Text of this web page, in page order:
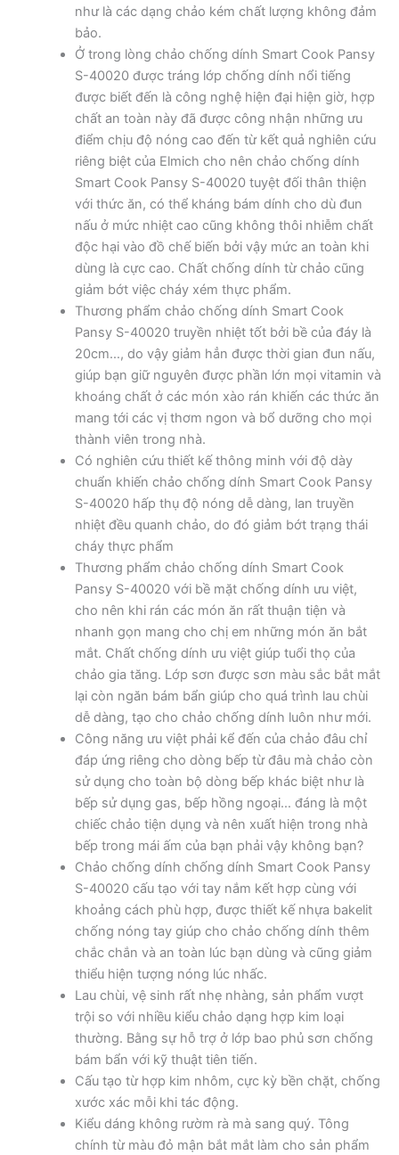
như là các dạng chảo kém chất lượng không đảm
bảo.
Ở trong lòng chảo chống dính Smart Cook Pansy
S-40020 được tráng lớp chống dính nổi tiếng
được biết đến là công nghệ hiện đại hiện giờ, hợp
chất an toàn này đã được công nhận những ưu
điểm chịu độ nóng cao đến từ kết quả nghiên cứu
riêng biệt của Elmich cho nên chảo chống dính
Smart Cook Pansy S-40020 tuyệt đối thân thiện
với thức ăn, có thể kháng bám dính cho dù đun
nấu ở mức nhiệt cao cũng không thôi nhiễm chất
độc hại vào đồ chế biến bởi vậy mức an toàn khi
dùng là cực cao. Chất chống dính từ chảo cũng
giảm bớt việc cháy xém thực phẩm.
Thương phẩm chảo chống dính Smart Cook
Pansy S-40020 truyền nhiệt tốt bởi bề của đáy là
20cm…, do vậy giảm hẳn được thời gian đun nấu,
giúp bạn giữ nguyên được phần lớn mọi vitamin và
khoáng chất ở các món xào rán khiến các thức ăn
mang tới các vị thơm ngon và bổ dưỡng cho mọi
thành viên trong nhà.
Có nghiên cứu thiết kế thông minh với độ dày
chuẩn khiến chảo chống dính Smart Cook Pansy
S-40020 hấp thụ độ nóng dễ dàng, lan truyền
nhiệt đều quanh chảo, do đó giảm bớt trạng thái
cháy thực phẩm
Thương phẩm chảo chống dính Smart Cook
Pansy S-40020 với bề mặt chống dính ưu việt,
cho nên khi rán các món ăn rất thuận tiện và
nhanh gọn mang cho chị em những món ăn bắt
mắt. Chất chống dính ưu việt giúp tuổi thọ của
chảo gia tăng. Lớp sơn được sơn màu sắc bắt mắt
lại còn ngăn bám bẩn giúp cho quá trình lau chùi
dễ dàng, tạo cho chảo chống dính luôn như mới.
Công năng ưu việt phải kể đến của chảo đâu chỉ
đáp ứng riêng cho dòng bếp từ đâu mà chảo còn
sử dụng cho toàn bộ dòng bếp khác biệt như là
bếp sử dụng gas, bếp hồng ngoại… đáng là một
chiếc chảo tiện dụng và nên xuất hiện trong nhà
bếp trong mái ấm của bạn phải vậy không bạn?
Chảo chống dính chống dính Smart Cook Pansy
S-40020 cấu tạo với tay nắm kết hợp cùng với
khoảng cách phù hợp, được thiết kế nhựa bakelit
chống nóng tay giúp cho chảo chống dính thêm
chắc chắn và an toàn lúc bạn dùng và cũng giảm
thiểu hiện tượng nóng lúc nhấc.
Lau chùi, vệ sinh rất nhẹ nhàng, sản phẩm vượt
trội so với nhiều kiểu chảo dạng hợp kim loại
thường. Bằng sự hỗ trợ ở lớp bao phủ sơn chống
bám bẩn với kỹ thuật tiên tiến.
Cấu tạo từ hợp kim nhôm, cực kỳ bền chặt, chống
xước xác mỗi khi tác động.
Kiểu dáng không rườm rà mà sang quý. Tông
chính từ màu đỏ mận bắt mắt làm cho sản phẩm